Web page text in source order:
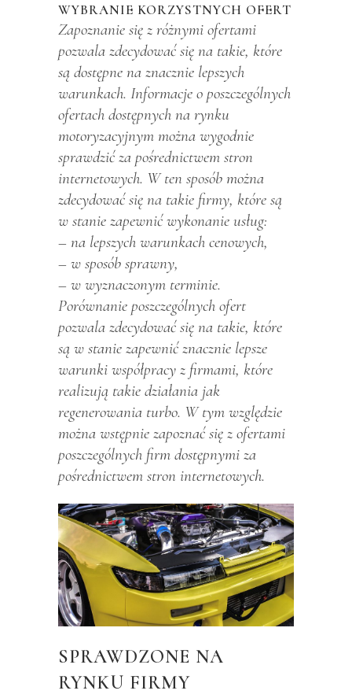
WYBRANIE KORZYSTNYCH OFERT
Zapoznanie się z różnymi ofertami
pozwala zdecydować się na takie, które
są dostępne na znacznie lepszych
warunkach. Informacje o poszczególnych
ofertach dostępnych na rynku
motoryzacyjnym można wygodnie
sprawdzić za pośrednictwem stron
internetowych. W ten sposób można
zdecydować się na takie firmy, które są
w stanie zapewnić wykonanie usług:
– na lepszych warunkach cenowych,
– w sposób sprawny,
– w wyznaczonym terminie.
Porównanie poszczególnych ofert
pozwala zdecydować się na takie, które
są w stanie zapewnić znacznie lepsze
warunki współpracy z firmami, które
realizują takie działania jak
regenerowania turbo. W tym względzie
można wstępnie zapoznać się z ofertami
poszczególnych firm dostępnymi za
pośrednictwem stron internetowych.
SPRAWDZONE NA
RYNKU FIRMY